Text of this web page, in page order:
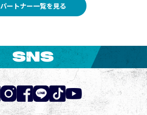
パートナー一覧を見る
SNS